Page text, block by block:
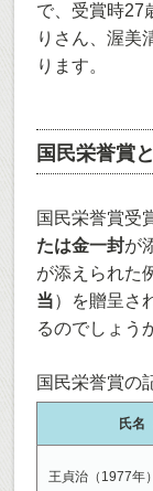
で、受賞時27
りさん、渥美
ります。
国民栄誉賞
国民栄誉賞受
たは金一封が
が添えられた
当）を贈呈さ
るのでしょう
国民栄誉賞の
氏名
王貞治（1977年）